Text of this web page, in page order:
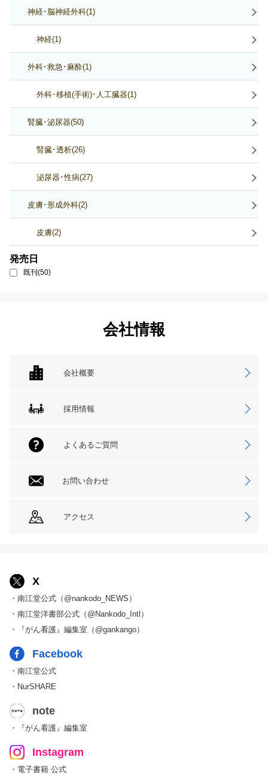
神経･脳神経外科(1)
神経(1)
外科･救急･麻酔(1)
外科･移植(手術)･人工臓器(1)
腎臓･泌尿器(50)
腎臓･透析(26)
泌尿器･性病(27)
皮膚･形成外科(2)
皮膚(2)
発売日
既刊(50)
会社情報
会社概要
採用情報
よくあるご質問
お問い合わせ
アクセス
X
・南江堂公式（@nankodo_NEWS）
・南江堂洋書部公式（@Nankodo_Intl）
・『がん看護』編集室（@gankango）
Facebook
・南江堂公式
・NurSHARE
note
・『がん看護』編集室
Instagram
・電子書籍 公式